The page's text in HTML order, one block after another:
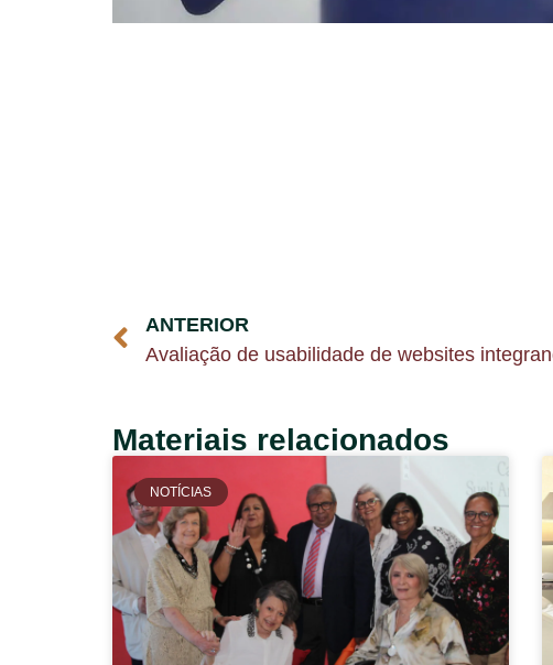
ANTERIOR
Materiais relacionados
NOTÍCIAS